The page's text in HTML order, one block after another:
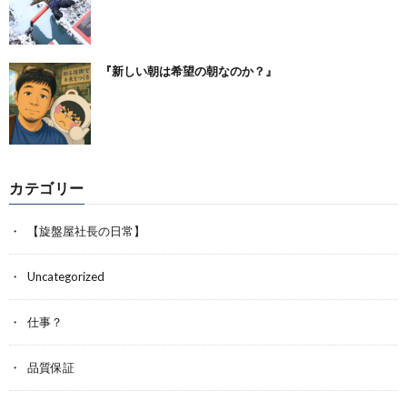
『新しい朝は希望の朝なのか？』
カテゴリー
【旋盤屋社長の日常】
Uncategorized
仕事？
品質保証